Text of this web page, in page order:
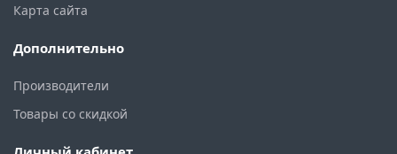
Карта сайта
Дополнительно
Производители
Товары со скидкой